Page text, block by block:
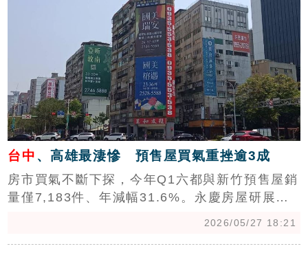
間換取空間」找到兼顧自住與保值的理想好房。
台中 、高雄最淒慘 預售屋買氣重挫逾3成
房市買氣不斷下探，今年Q1六都與新竹預售屋銷
量僅7,183件、年減幅31.6%。永慶房屋研展中
2026/05/27 18:21